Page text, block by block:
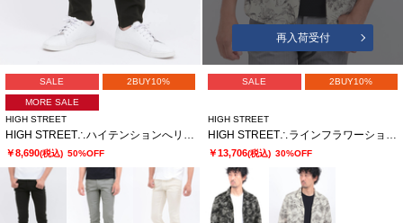
SALE 2BUY10%
MORE SALE
HIGH STREET
HIGH STREET∴ハイテンションへリンボンスリム5ポケットパンツ
￥8,690(税込) 50%OFF
再入荷受付
SALE 2BUY10%
HIGH STREET
HIGH STREET∴ラインフラワーショートウイング７分袖シャツ
￥13,706(税込) 30%OFF